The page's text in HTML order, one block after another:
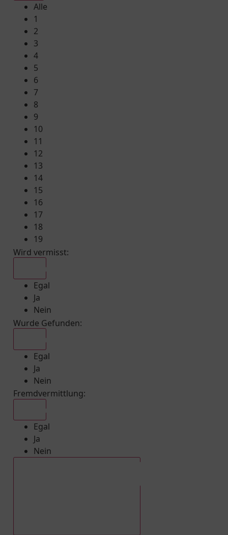
Alle
1
2
3
4
5
6
7
8
9
10
11
12
13
14
15
16
17
18
19
Wird vermisst:
Egal
Ja
Nein
Wurde Gefunden:
Egal
Ja
Nein
Fremdvermittlung:
Egal
Ja
Nein